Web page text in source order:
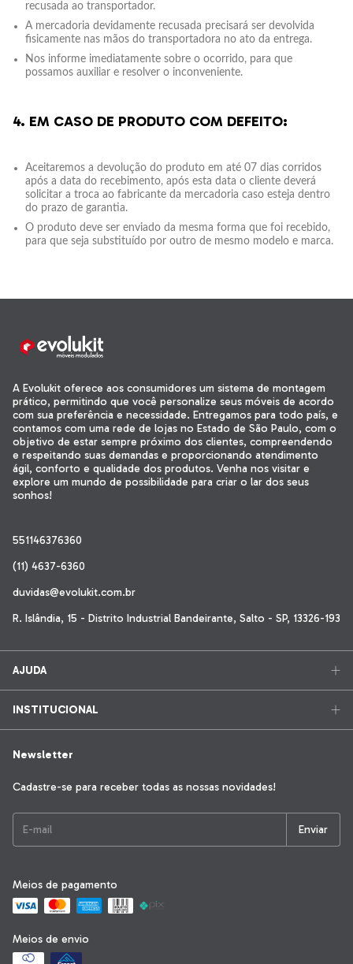
recusada ao transportador.
A mercadoria devidamente recusada precisará ser devolvida
fisicamente nas mãos do transportadora no ato da entrega.
Nos informe imediatamente sobre o ocorrido, para que
possamos auxiliar e resolver o inconveniente.
4. EM CASO DE PRODUTO COM DEFEITO:
Aceitaremos a devolução do produto em até 07 dias corridos
após a data do recebimento, após esta data o cliente deverá
solicitar a troca ao fabricante da mercadoria caso esteja dentro
do prazo de garantia.
O produto deve ser enviado da mesma forma que foi recebido,
para que seja substituído por outro de mesmo modelo e marca.
A Evolukit oferece aos consumidores um sistema de montagem
prático, permitindo que você personalize seus móveis de acordo
com sua preferência e necessidade. Entregamos para todo país, e
contamos com uma rede de lojas no Estado de São Paulo, com o
objetivo de estar sempre próximo dos clientes, compreendendo
e respeitando suas demandas e proporcionando atendimento
ágil, conforto e qualidade dos produtos. Venha nos visitar e
explore um mundo de possibilidade para criar o lar dos seus
sonhos!
551146376360
(11) 4637-6360
duvidas@evolukit.com.br
R. Islândia, 15 - Distrito Industrial Bandeirante, Salto - SP, 13326-193
AJUDA
INSTITUCIONAL
Newsletter
Cadastre-se para receber todas as nossas novidades!
Meios de pagamento
Meios de envio